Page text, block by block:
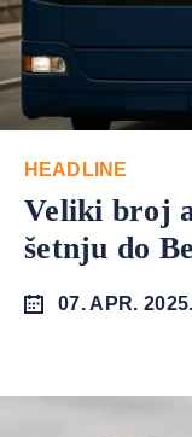
HEADLINE
Veliki broj
šetnju do
07. APR. 2025.